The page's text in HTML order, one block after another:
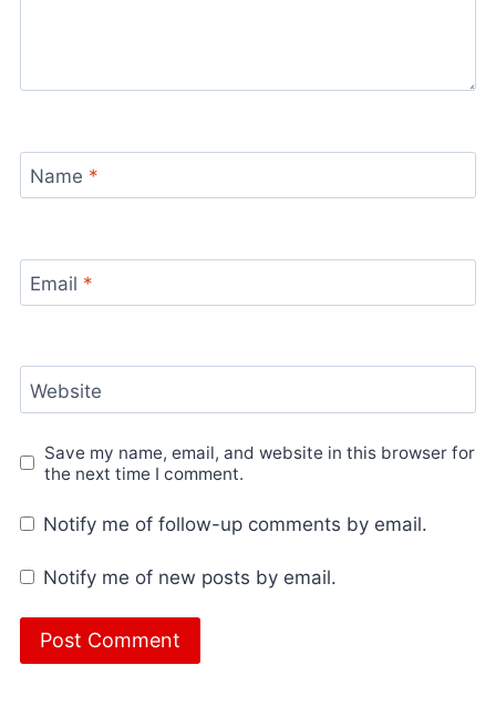
Name *
Email *
Website
Save my name, email, and website in this browser for
the next time I comment.
Notify me of follow-up comments by email.
Notify me of new posts by email.